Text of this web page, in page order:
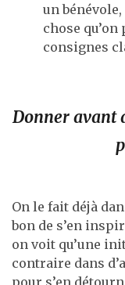
un
chose
consignes
Donner avant
On le fait déjà
bon de s’en
on voit qu’une
contraire dans
pour s’en